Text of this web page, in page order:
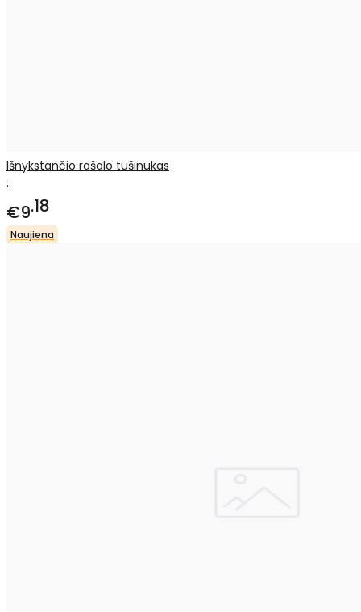
Išnykstančio rašalo tušinukas
..
€9 18
Naujiena